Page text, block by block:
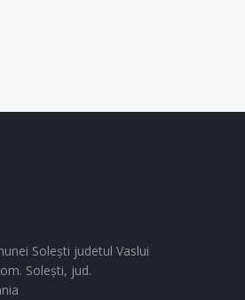
Solești judetul Vaslui
Solești, jud.